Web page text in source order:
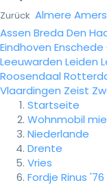
Zurück Almere
Assen Breda Den
Eindhoven Enschede
Leeuwarden Leiden
Roosendaal
Vlaardingen Zeist
Startseite
Wohnmobil
Niederlande
Drente
Vries
Fordje Rinus '76